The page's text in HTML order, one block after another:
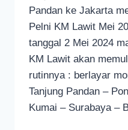
Pandan ke Jakarta
Pelni KM Lawit Mei
tanggal 2 Mei 2024
KM Lawit akan
rutinnya : berlayar
Tanjung Pandan –
Kumai – Surabaya –